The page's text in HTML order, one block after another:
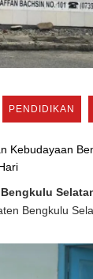
PENDIDIKAN
Kebudayaan
Bengkulu